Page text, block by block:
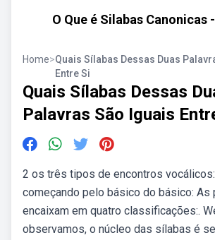
O Que é Silabas Canonicas
Home>Quais Sílabas Dessas Duas
Entre Si
Quais Sílabas Dessas
Palavras São Iguais
2 os três tipos de encontros
começando pelo básico do básico: As
encaixam em quatro classificações:.
observamos, o núcleo das sílabas é